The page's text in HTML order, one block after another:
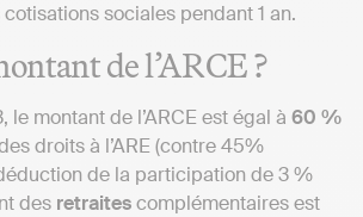
sociales pendant 1 an.
de l’ARCE ?
le montant de l’ARCE est égal à 60 %
droits à l’ARE (contre 45%
de la participation de 3 %
des retraitescomplémentaires est